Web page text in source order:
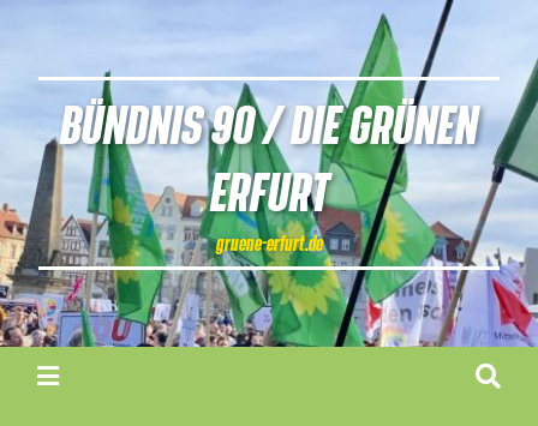
BÜNDNIS 90 / DIE GRÜNEN
ERFURT
gruene-erfurt.de